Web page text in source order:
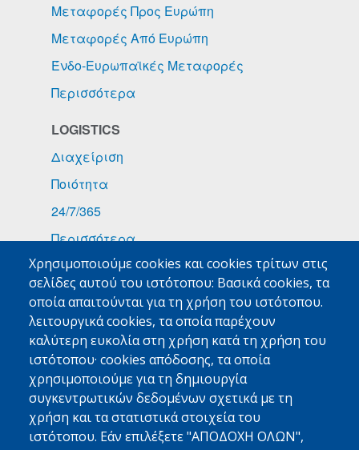
Χρησιμοποιούμε cookies και cookies τρίτων στις
σελίδες αυτού του ιστότοπου: Βασικά cookies, τα
οποία απαιτούνται για τη χρήση του ιστότοπου.
λειτουργικά cookies, τα οποία παρέχουν
καλύτερη ευκολία στη χρήση κατά τη χρήση του
ιστότοπου· cookies απόδοσης, τα οποία
χρησιμοποιούμε για τη δημιουργία
συγκεντρωτικών δεδομένων σχετικά με τη
χρήση και τα στατιστικά στοιχεία του
ιστότοπου. Εάν επιλέξετε "ΑΠΟΔΟΧΗ ΟΛΩΝ",
Μεταφορές Προς Ευρώπη
Μεταφορές Από Ευρώπη
Ένδο-Ευρωπαϊκές Μεταφορές
Περισσότερα
LOGISTICS
Διαχείριση
Ποιότητα
24/7/365
Περισσότερα
ΕΙΔΙΚΑ ΦΟΡΤΙΑ
Φάρμακα
Τροφοδοσίες Πλοίων
Εμπορεύματα Υψηλής Αξίας
Περισσότερα
MED FRIGO